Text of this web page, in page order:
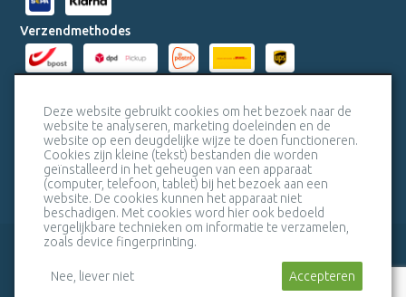
Verzendmethodes
Veiligheidscertificaat SSL
veelgestelde vragen
algemene voorwaarden
sitemap
Deze website gebruikt cookies om het bezoek naar de
website te analyseren, marketing doeleinden en de
website op een deugdelijke wijze te doen functioneren.
Cookies zijn kleine (tekst) bestanden die worden
geïnstalleerd in het geheugen van een apparaat
(computer, telefoon, tablet) bij het bezoek aan een
website. De cookies kunnen het apparaat niet
beschadigen. Met cookies word hier ook bedoeld
vergelijkbare technieken om informatie te verzamelen,
zoals device fingerprinting.
Nee, liever niet Accepteren
Stuur een bericht